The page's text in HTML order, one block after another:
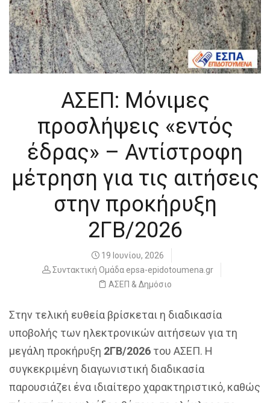
ΑΣΕΠ: Μόνιμες
προσλήψεις «εντός
έδρας» – Αντίστροφη
μέτρηση για τις αιτήσεις
στην προκήρυξη
2ΓΒ/2026
19 Ιουνίου, 2026
Συντακτική Ομάδα epsa-epidotoumena.gr
ΑΣΕΠ & Δημόσιο
Στην τελική ευθεία βρίσκεται η διαδικασία
υποβολής των ηλεκτρονικών αιτήσεων για τη
μεγάλη προκήρυξη 2ΓΒ/2026 του ΑΣΕΠ. Η
συγκεκριμένη διαγωνιστική διαδικασία
παρουσιάζει ένα ιδιαίτερο χαρακτηριστικό, καθώς